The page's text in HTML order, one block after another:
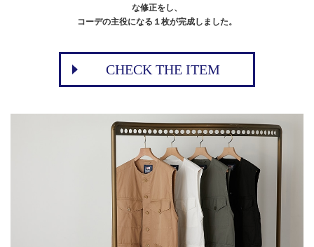
な修正をし、
コーデの主役になる１枚が完成しました。
CHECK THE ITEM